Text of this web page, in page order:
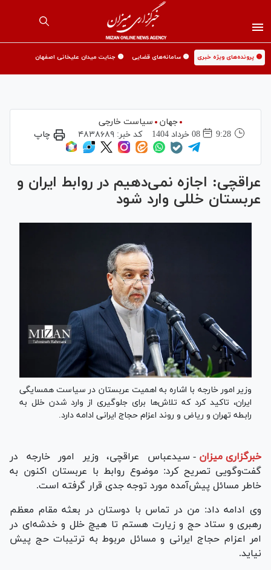
🟡 پرونده‌های ویژه خبری 🟡 سامانه‌های قضایی 🟡 جنایت میدان علیخانی اصفهان
جهان
سیاست خارجی
9:28
08 خرداد 1404 کد خبر: ۴۸۳۸۶۸۹ چاپ
عراقچی: اجازه نمی‌دهیم در روابط ایران و
عربستان خللی وارد شود
وزیر امور خارجه با اشاره به اهمیت عربستان در سیاست همسایگی
ایران، تاکید کرد که تلاش‌ها برای جلوگیری از وارد شدن خلل به
رابطه تهران و ریاض و روند اعزام حجاج ایرانی ادامه دارد.
خبرگزاری میزان - سیدعباس عراقچی، وزیر امور خارجه در
گفت‌وگویی تصریح کرد: موضوع روابط با عربستان اکنون به
خاطر مسائل پیش‌آمده مورد توجه جدی قرار گرفته است.
وی ادامه داد: من در تماس با دوستان در بعثه مقام معظم
رهبری و ستاد حج و زیارت هستم تا هیچ خلل و خدشه‌ای در
امر اعزام حجاج ایرانی و مسائل مربوط به ترتیبات حج پیش
نیاید.